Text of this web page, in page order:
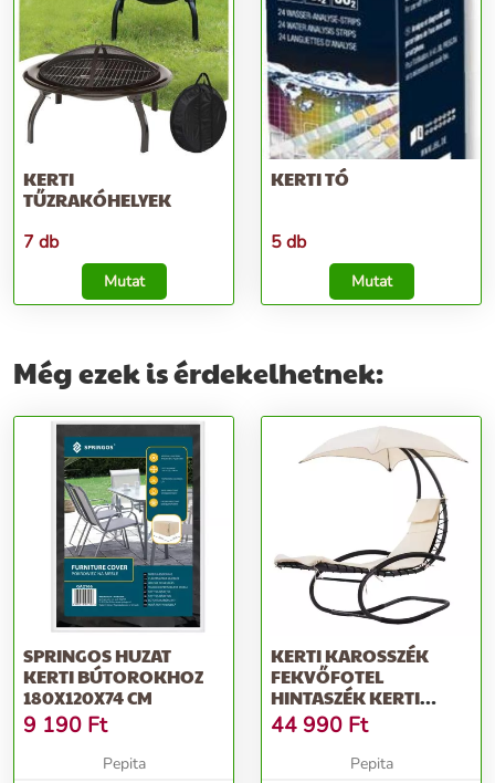
KERTI
TŰZRAKÓHELYEK
7 db
Mutat
KERTI TÓ
5 db
Mutat
Még ezek is érdekelhetnek:
SPRINGOS HUZAT
KERTI BÚTOROKHOZ
180X120X74 CM
9 190 Ft
Pepita
KERTI KAROSSZÉK
FEKVŐFOTEL
HINTASZÉK KERTI
FÜGGŐÁGY
44 990 Ft
Pepita